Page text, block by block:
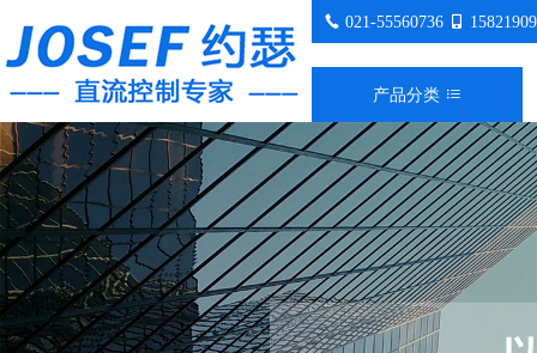
021-55560736
产品分类